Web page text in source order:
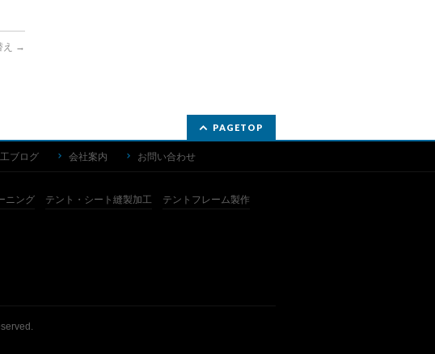
→
PAGETOP
ブログ 会社案内 お問い合わせ
ニング テント・シート縫製加工
テントフレーム製作